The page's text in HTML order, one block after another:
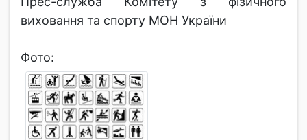
виховання та спорту МОН України
Фото: